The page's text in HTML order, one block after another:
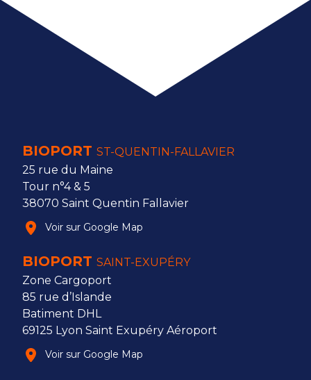
BIOPORT ST-QUENTIN-FALLAVIER
25 rue du Maine
Tour n°4 & 5
38070 Saint Quentin Fallavier
Voir sur Google Map
BIOPORT SAINT-EXUPÉRY
Zone Cargoport
85 rue d’Islande
Batiment DHL
69125 Lyon Saint Exupéry Aéroport
Voir sur Google Map